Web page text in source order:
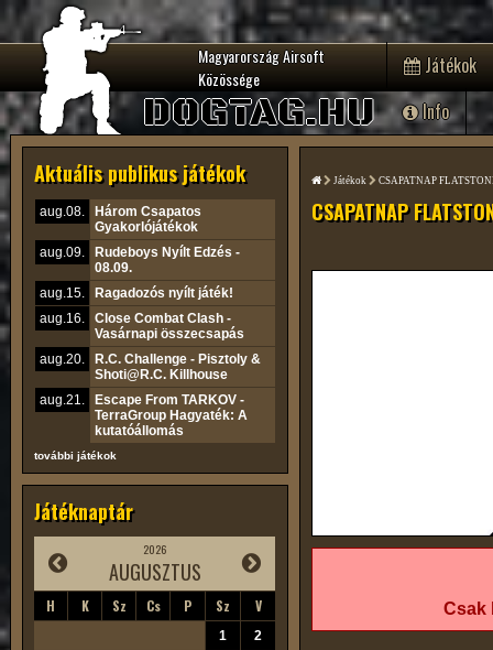
Magyarország Airsoft
Közössége
DOGTAG.HU
Játékok
Info
Aktuális publikus játékok
aug.08.
Három Csapatos
Gyakorlójátékok
aug.09.
Rudeboys Nyílt Edzés -
08.09.
aug.15.
Ragadozós nyílt játék!
aug.16.
Close Combat Clash -
Vasárnapi összecsapás
aug.20.
R.C. Challenge - Pisztoly &
Shoti@R.C. Killhouse
aug.21.
Escape From TARKOV -
TerraGroup Hagyaték: A
kutatóállomás
további játékok
Játéknaptár
2026
AUGUSZTUS
H K Sz Cs P Sz V
1
2
Játékok CSAPATNAP
CSAPATNAP
Csak